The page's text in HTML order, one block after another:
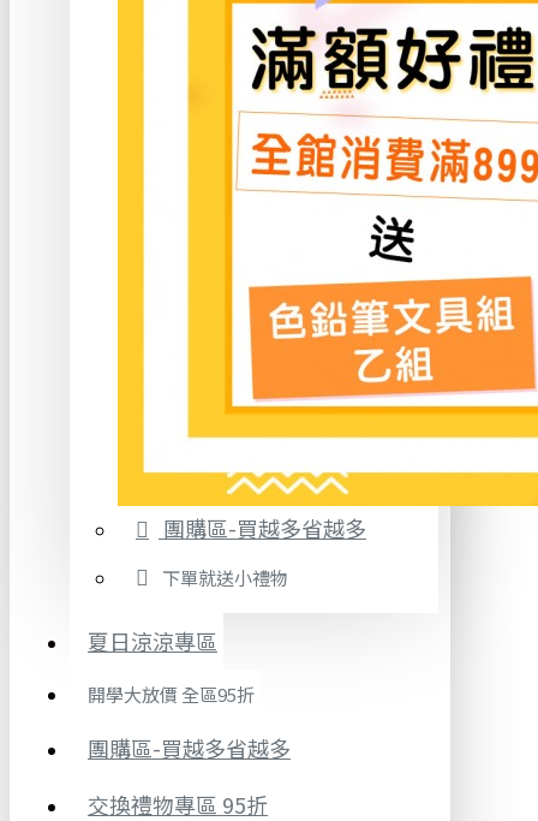
團購區-買越多省越多
下單就送小禮物
夏日涼涼專區
開學大放價 全區95折
團購區-買越多省越多
交換禮物專區 95折